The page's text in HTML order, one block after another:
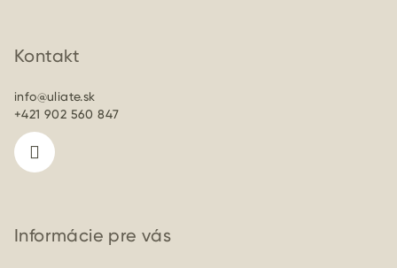
Kontakt
info@uliate.sk
+421 902 560 847
Informácie pre vás